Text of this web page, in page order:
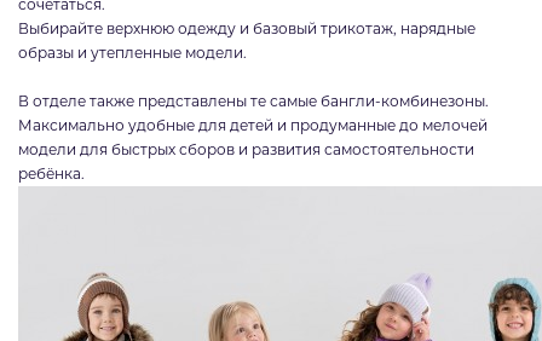
сочетаться.
Выбирайте верхнюю одежду и базовый трикотаж, нарядные
образы и утепленные модели.
В отделе также представлены те самые бангли-комбинезоны.
Максимально удобные для детей и продуманные до мелочей
модели для быстрых сборов и развития самостоятельности
ребёнка.